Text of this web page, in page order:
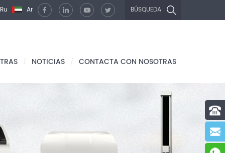
BÚSQUEDA
Ar
/ NOTICIAS / CONTACTA CON NOSOTRAS